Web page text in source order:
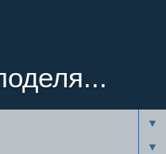
▼
▼